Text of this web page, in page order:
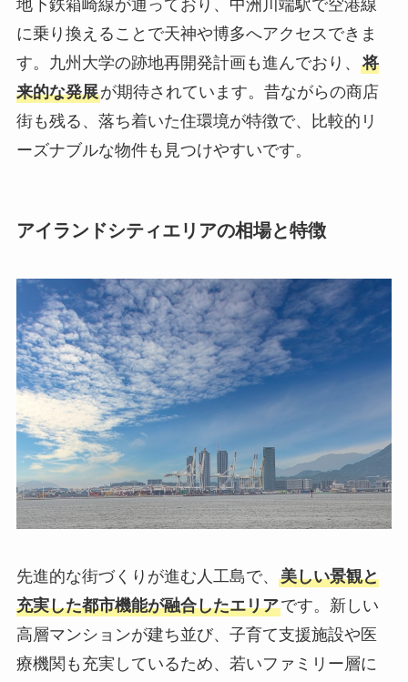
地下鉄箱崎線が通っており、中洲川端駅で空港線
に乗り換えることで天神や博多へアクセスできま
す。九州大学の跡地再開発計画も進んでおり、 将
来的な発展が期待されています。昔ながらの商店
街も残る、落ち着いた住環境が特徴で、比較的リ
ーズナブルな物件も見つけやすいです。
アイランドシティエリアの相場と特徴
先進的な街づくりが進む人工島で、 美しい景観と
充実した都市機能が融合したエリアです。新しい
高層マンションが建ち並び、子育て支援施設や医
療機関も充実しているため、若いファミリー層に